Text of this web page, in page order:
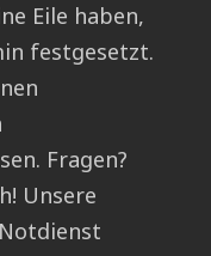
Eile haben,
festgesetzt.
Fragen?
Unsere